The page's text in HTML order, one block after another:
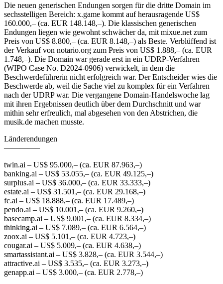
Die neuen generischen Endungen sorgen für die dritte Domain im
sechsstelligen Bereich: x.game kommt auf herausragende US$
160.000,– (ca. EUR 148.148,–). Die klassischen generischen
Endungen liegen wie gewohnt schwächer da, mit mixue.net zum
Preis von US$ 8.800,– (ca. EUR 8.148,–) als Beste. Verblüffend ist
der Verkauf von notario.org zum Preis von US$ 1.888,– (ca. EUR
1.748,–). Die Domain war gerade erst in ein UDRP-Verfahren
(WIPO Case No. D2024-0906) verwickelt, in dem die
Beschwerdeführerin nicht erfolgreich war. Der Entscheider wies die
Beschwerde ab, weil die Sache viel zu komplex für ein Verfahren
nach der UDRP war. Die vergangene Domain-Handelswoche lag
mit ihren Ergebnissen deutlich über dem Durchschnitt und war
mithin sehr erfreulich, mal abgesehen von den Abstrichen, die
musik.de machen musste.
Länderendungen
————–
twin.ai – US$ 95.000,– (ca. EUR 87.963,–)
banking.ai – US$ 53.055,– (ca. EUR 49.125,–)
surplus.ai – US$ 36.000,– (ca. EUR 33.333,–)
estate.ai – US$ 31.501,– (ca. EUR 29.168,–)
fc.ai – US$ 18.888,– (ca. EUR 17.489,–)
pendo.ai – US$ 10.001,– (ca. EUR 9.260,–)
basecamp.ai – US$ 9.001,– (ca. EUR 8.334,–)
thinking.ai – US$ 7.089,– (ca. EUR 6.564,–)
zoox.ai – US$ 5.101,– (ca. EUR 4.723,–)
cougar.ai – US$ 5.009,– (ca. EUR 4.638,–)
smartassistant.ai – US$ 3.828,– (ca. EUR 3.544,–)
attractive.ai – US$ 3.535,– (ca. EUR 3.273,–)
genapp.ai – US$ 3.000,– (ca. EUR 2.778,–)